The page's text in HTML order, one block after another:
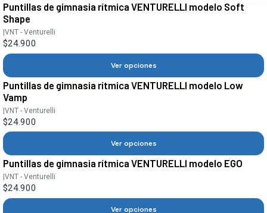
Puntillas de gimnasia rítmica VENTURELLI modelo Soft
Shape
|VNT - Venturelli
$24.900
Ver opciones
Puntillas de gimnasia rítmica VENTURELLI modelo Low
Vamp
|VNT - Venturelli
$24.900
Ver opciones
Puntillas de gimnasia rítmica VENTURELLI modelo EGO
|VNT - Venturelli
$24.900
Ver opciones